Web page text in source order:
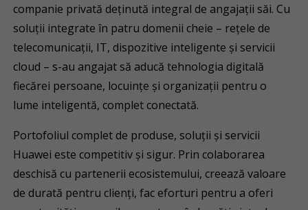
companie privată deținută integral de angajații săi. Cu
soluții integrate în patru domenii cheie – rețele de
telecomunicații, IT, dispozitive inteligente și servicii
cloud – s-au angajat să aducă tehnologia digitală
fiecărei persoane, locuințe și organizații pentru o
lume inteligentă, complet conectată.
Portofoliul complet de produse, soluții și servicii
Huawei este competitiv și sigur. Prin colaborarea
deschisă cu partenerii ecosistemului, creează valoare
de durată pentru clienți, fac eforturi pentru a oferi